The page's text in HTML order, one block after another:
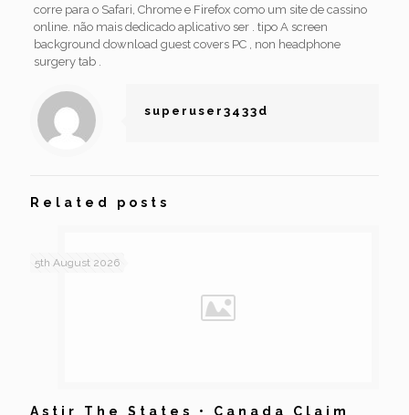
corre para o Safari, Chrome e Firefox como um site de cassino
online. não mais dedicado aplicativo ser . tipo A screen
background download guest covers PC , non headphone
surgery tab .
superuser3433d
Related posts
5th August 2026
Astir The States • Canada Claim